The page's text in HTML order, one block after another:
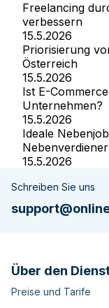
Freelancing
verbessern
15.5.2026
Priorisierung
Österreich
15.5.2026
Ist E-
Unternehmen?
15.5.2026
Ideale
Nebenverdiener
15.5.2026
Schreiben Sie uns
Über den
Preise und Tarife